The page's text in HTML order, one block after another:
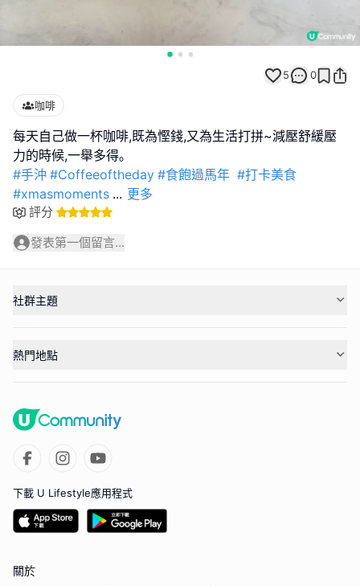
5 0
咖啡
每天自己做一杯咖啡,既為慳錢,又為生活打拼~減壓舒緩壓
#手沖 #Coffeeoftheday #食飽過馬年 #打卡美食
#xmasmoments ... 更多
評分
發表第一個留言...
社群主題
熱門地點
下載 U Lifestyle應用程式
關於